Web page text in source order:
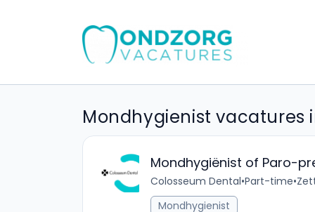
Mondhygienist vacatures
Mondhygiënist of Paro-
Colosseum Dental•Part-time•
Mondhygienist